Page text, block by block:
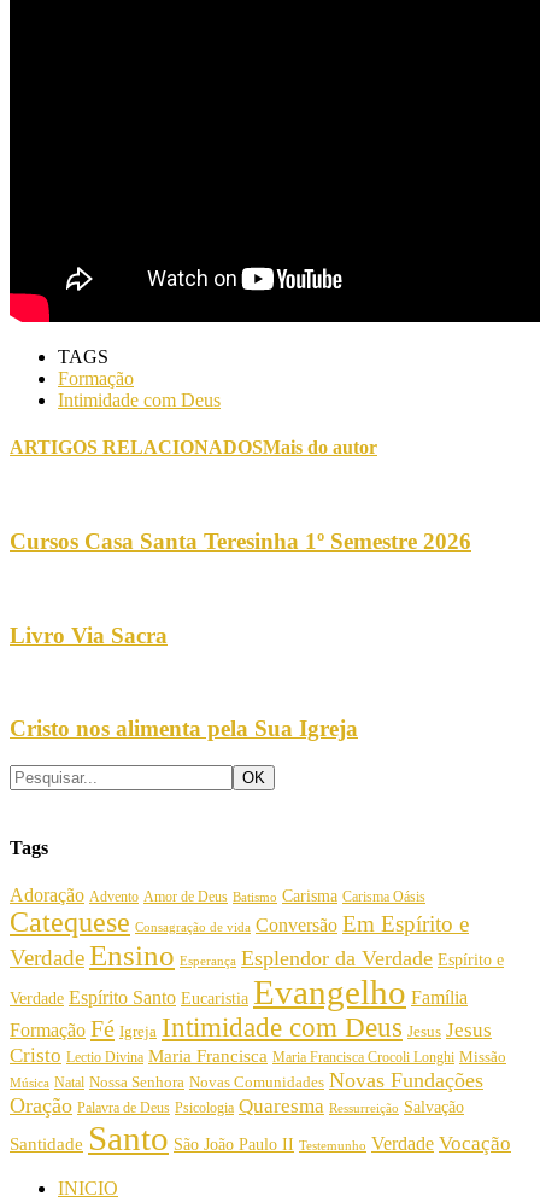
TAGS
Formação
Intimidade com Deus
ARTIGOS RELACIONADOSMais do autor
Cursos Casa Santa Teresinha 1º Semestre 2026
Livro Via Sacra
Cristo nos alimenta pela Sua Igreja
Tags
Adoração Advento Amor de Deus Batismo Carisma Carisma Oásis
Catequese Consagração de vida Conversão Em Espírito e
VerdadeEnsino Esperança Esplendor da Verdade Espírito e
Verdade Espírito Santo Eucaristia Evangelho Família
Formação Fé Igreja Intimidade com Deus Jesus Jesus
Cristo Lectio Divina Maria Francisca Maria Francisca Crocoli Longhi Missão
Música Natal Nossa Senhora Novas Comunidades Novas Fundações
Oração Palavra de Deus Psicologia Quaresma Ressurreição Salvação
Santidade Santo São João Paulo II Testemunho Verdade Vocação
INICIO